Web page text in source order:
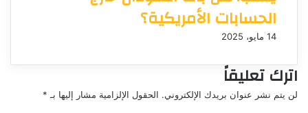
الحسابات الأمريكية؟
14 مايو، 2025
اترك تعليقاً
لن يتم نشر عنوان بريدك الإلكتروني. الحقول الإلزامية مشار إليها بـ *